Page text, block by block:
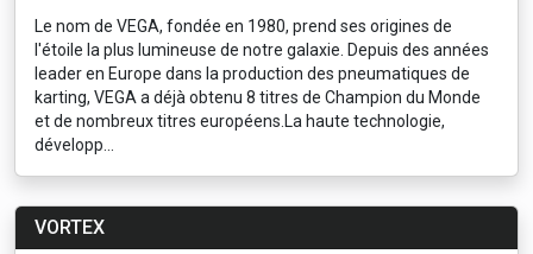
Le nom de VEGA, fondée en 1980, prend ses origines de
l'étoile la plus lumineuse de notre galaxie. Depuis des années
leader en Europe dans la production des pneumatiques de
karting, VEGA a déjà obtenu 8 titres de Champion du Monde
et de nombreux titres européens.La haute technologie,
développ...
VORTEX